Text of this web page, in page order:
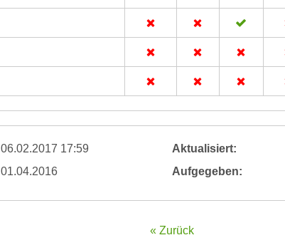
06.02.2017 17:59 Aktualisiert:
01.04.2016 Aufgegeben:
« Zurück